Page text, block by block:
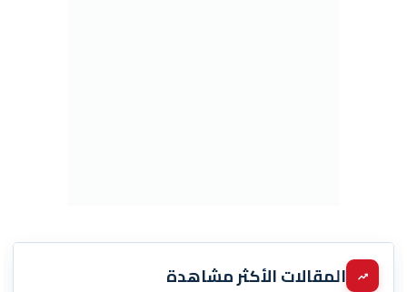
المقالات الأكثر مشاهدة